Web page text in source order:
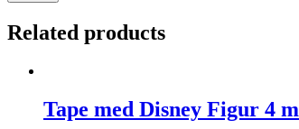
Related products
Tape med Disney Figur 4 m